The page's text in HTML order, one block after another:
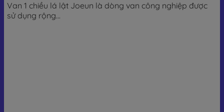
Van 1 chiều lá lật Joeun là dòng van công nghiệp được
sử dụng rộng...